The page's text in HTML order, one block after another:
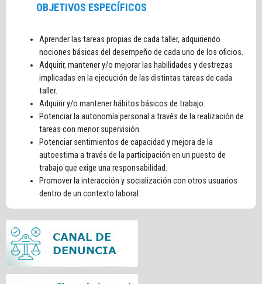
OBJETIVOS ESPECÍFICOS
Aprender las tareas propias de cada taller, adquiriendo
nociones básicas del desempeño de cada uno de los oficios.
Adquirir, mantener y/o mejorar las habilidades y destrezas
implicadas en la ejecución de las distintas tareas de cada
taller.
Adquirir y/o mantener hábitos básicos de trabajo.
Potenciar la autonomía personal a través de la realización de
tareas con menor supervisión.
Potenciar sentimientos de capacidad y mejora de la
autoestima a través de la participación en un puesto de
trabajo que exige una responsabilidad.
Promover la interacción y socialización con otros usuarios
dentro de un contexto laboral.